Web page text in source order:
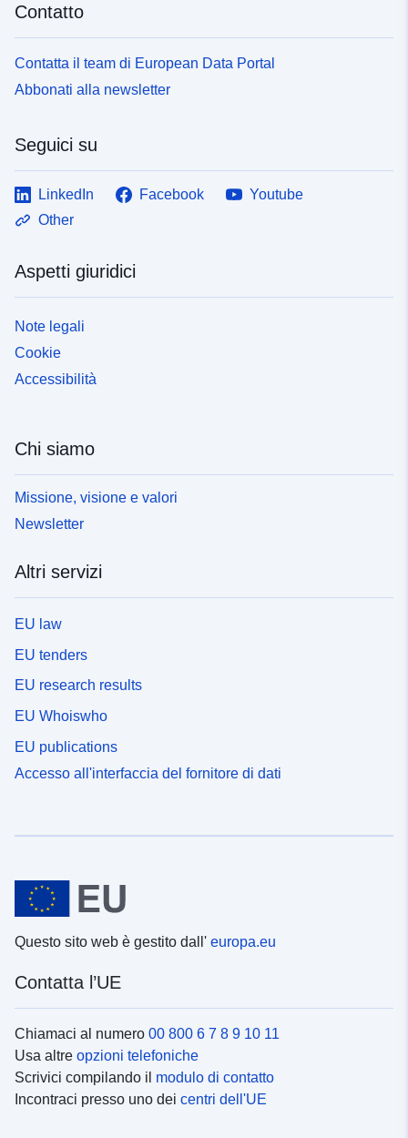
Contatto
Contatta il team di European Data Portal
Abbonati alla newsletter
Seguici su
LinkedIn Facebook
Youtube
Other
Aspetti giuridici
Note legali
Cookie
Accessibilità
Chi siamo
Missione, visione e valori
Newsletter
Altri servizi
EU law
EU tenders
EU research results
EU Whoiswho
EU publications
Accesso all'interfaccia del fornitore di dati
Questo sito web è gestito dall' europa.eu
Contatta l’UE
Chiamaci al numero 00 800 6 7 8 9 10 11
Usa altre opzioni telefoniche
Scrivici compilando il modulo di contatto
Incontraci presso uno dei centri dell'UE